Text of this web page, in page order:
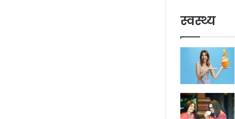
स्वस्थ्य